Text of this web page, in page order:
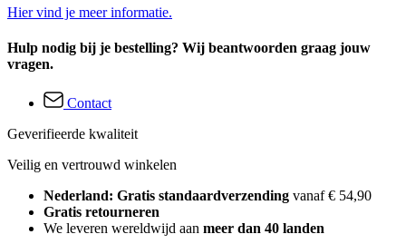
Hier vind je meer informatie.
Hulp nodig bij je bestelling? Wij beantwoorden graag jouw
vragen.
Contact
Geverifieerde kwaliteit
Veilig en vertrouwd winkelen
Nederland: Gratis standaardverzending vanaf € 54,90
Gratis retourneren
We leveren wereldwijd aan meer dan 40 landen